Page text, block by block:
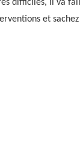
difficiles, il va
et